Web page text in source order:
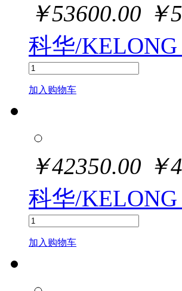
￥53600.00 ￥
科华/
加入购物车
￥42350.00 ￥
科华/
加入购物车